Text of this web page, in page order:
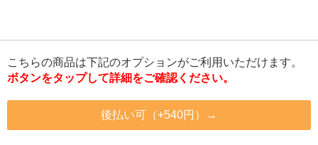
こちらの商品は下記のオプションがご利用いただけます。
ボタンをタップして詳細をご確認ください。
後払い可（+540円）→